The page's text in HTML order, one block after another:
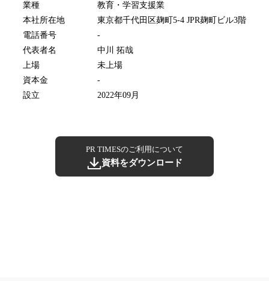
業種
教育・学習支援業
本社所在地
東京都千代田区麹町5-4 JPR麹町ビル3階
電話番号
-
代表者名
中川 拓哉
上場
未上場
資本金
-
設立
2022年09月
PR TIMESのご利用について
資料をダウンロード